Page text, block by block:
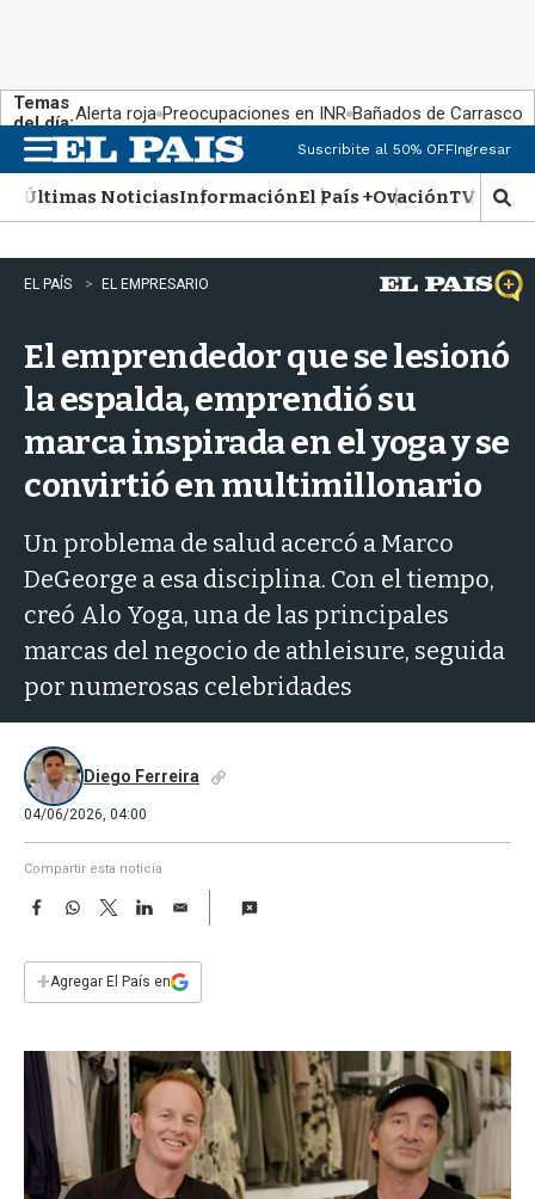
Temas
del día:Alerta roja Preocupaciones en INR Bañados de Carrasco
n
u
Suscribite al 50% OFFIngresar
Últimas NoticiasInformaciónEl País +OvaciónTV Show
M
o
s
t
r
r
b
q
EL PAÍS EL EMPRESARIO
El emprendedor que se lesionó
la espalda, emprendió su
marca inspirada en el yoga y se
convirtió en multimillonario
Un problema de salud acercó a Marco
DeGeorge a esa disciplina. Con el tiempo,
creó Alo Yoga, una de las principales
marcas del negocio de athleisure, seguida
por numerosas celebridades
Diego Ferreira
04/06/2026, 04:00
Compartir esta noticia
F
e
b
k
W
s
p
T
w
t
L
n
E
i
l
+Agregar El País en